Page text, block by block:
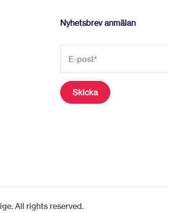
Nyhetsbrev anmälan
All rights reserved.